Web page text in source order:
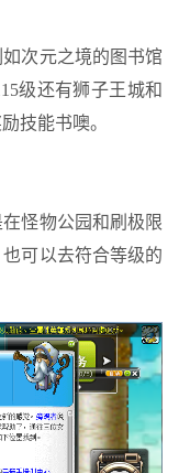
次元之境的图书馆
级还有狮子王城和
技能书噢。
怪物公园和刷极限
可以去符合等级的